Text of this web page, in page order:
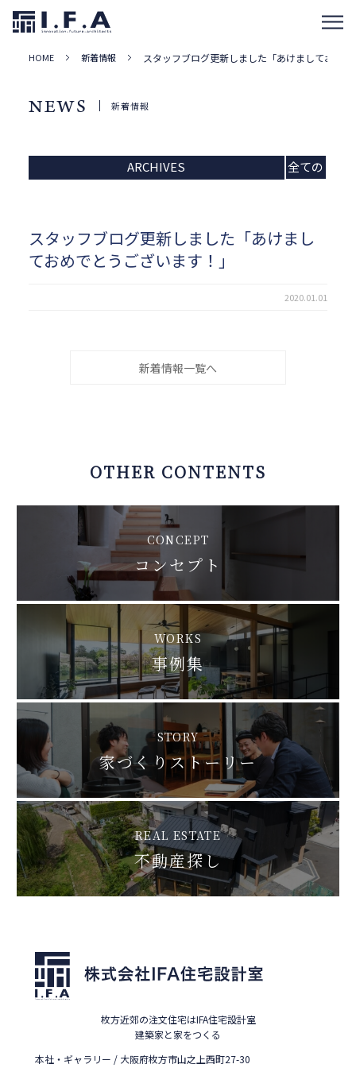
HOME 新着情報 スタッフブログ更新しました「あけましておめ
NEWS 新着情報
ARCHIVES
全ての
スタッフブログ更新しました「あけまし
ておめでとうございます！」
2020.01.01
新着情報一覧へ
OTHER CONTENTS
CONCEPT
コンセプト
WORKS
事例集
STORY
家づくりストーリー
REAL ESTATE
不動産探し
枚方近郊の注文住宅はIFA住宅設計室
建築家と家をつくる
本社・ギャラリー / 大阪府枚方市山之上西町27-30